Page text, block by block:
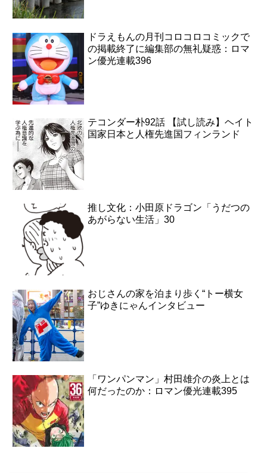
ドラえもんの月刊コロコロコミックで
の掲載終了に編集部の無礼疑惑：ロマ
ン優光連載396
テコンダー朴92話 【試し読み】ヘイト
国家日本と人権先進国フィンランド
推し文化：小田原ドラゴン「うだつの
あがらない生活」30
おじさんの家を泊まり歩く“トー横女
子”ゆきにゃんインタビュー
「ワンパンマン」村田雄介の炎上とは
何だったのか：ロマン優光連載395